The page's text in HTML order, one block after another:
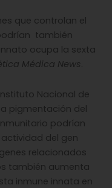
que controlan el
también
ocupa la sexta
Médica News.
Nacional de
la pigmentación del
podrían
del gen
relacionados
también aumenta
inmune innata en